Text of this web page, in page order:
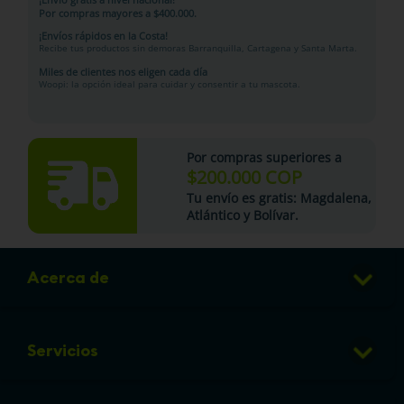
Por compras mayores a $400.000.
¡Envíos rápidos en la Costa!
Recibe tus productos sin demoras Barranquilla, Cartagena y Santa Marta.
Miles de clientes nos eligen cada día
Woopi: la opción ideal para cuidar y consentir a tu mascota.
Por compras superiores a
$200.000 COP
Tu envío es gratis: Magdalena,
Atlántico y Bolívar.
Acerca de
Club de Puntos
Servicios